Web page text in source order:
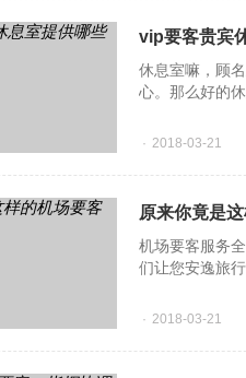
vip要客贵宾
休息室嘛，顾
心。那么好的
2018-03-21
原来你竟是
机场要客服务
们让您安逸旅
2018-03-21